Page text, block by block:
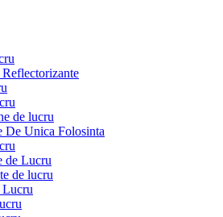
de lucru
De Unica Folosinta
de Lucru
de lucru
Lucru